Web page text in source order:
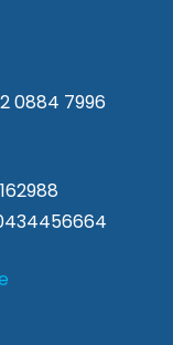
0884 7996